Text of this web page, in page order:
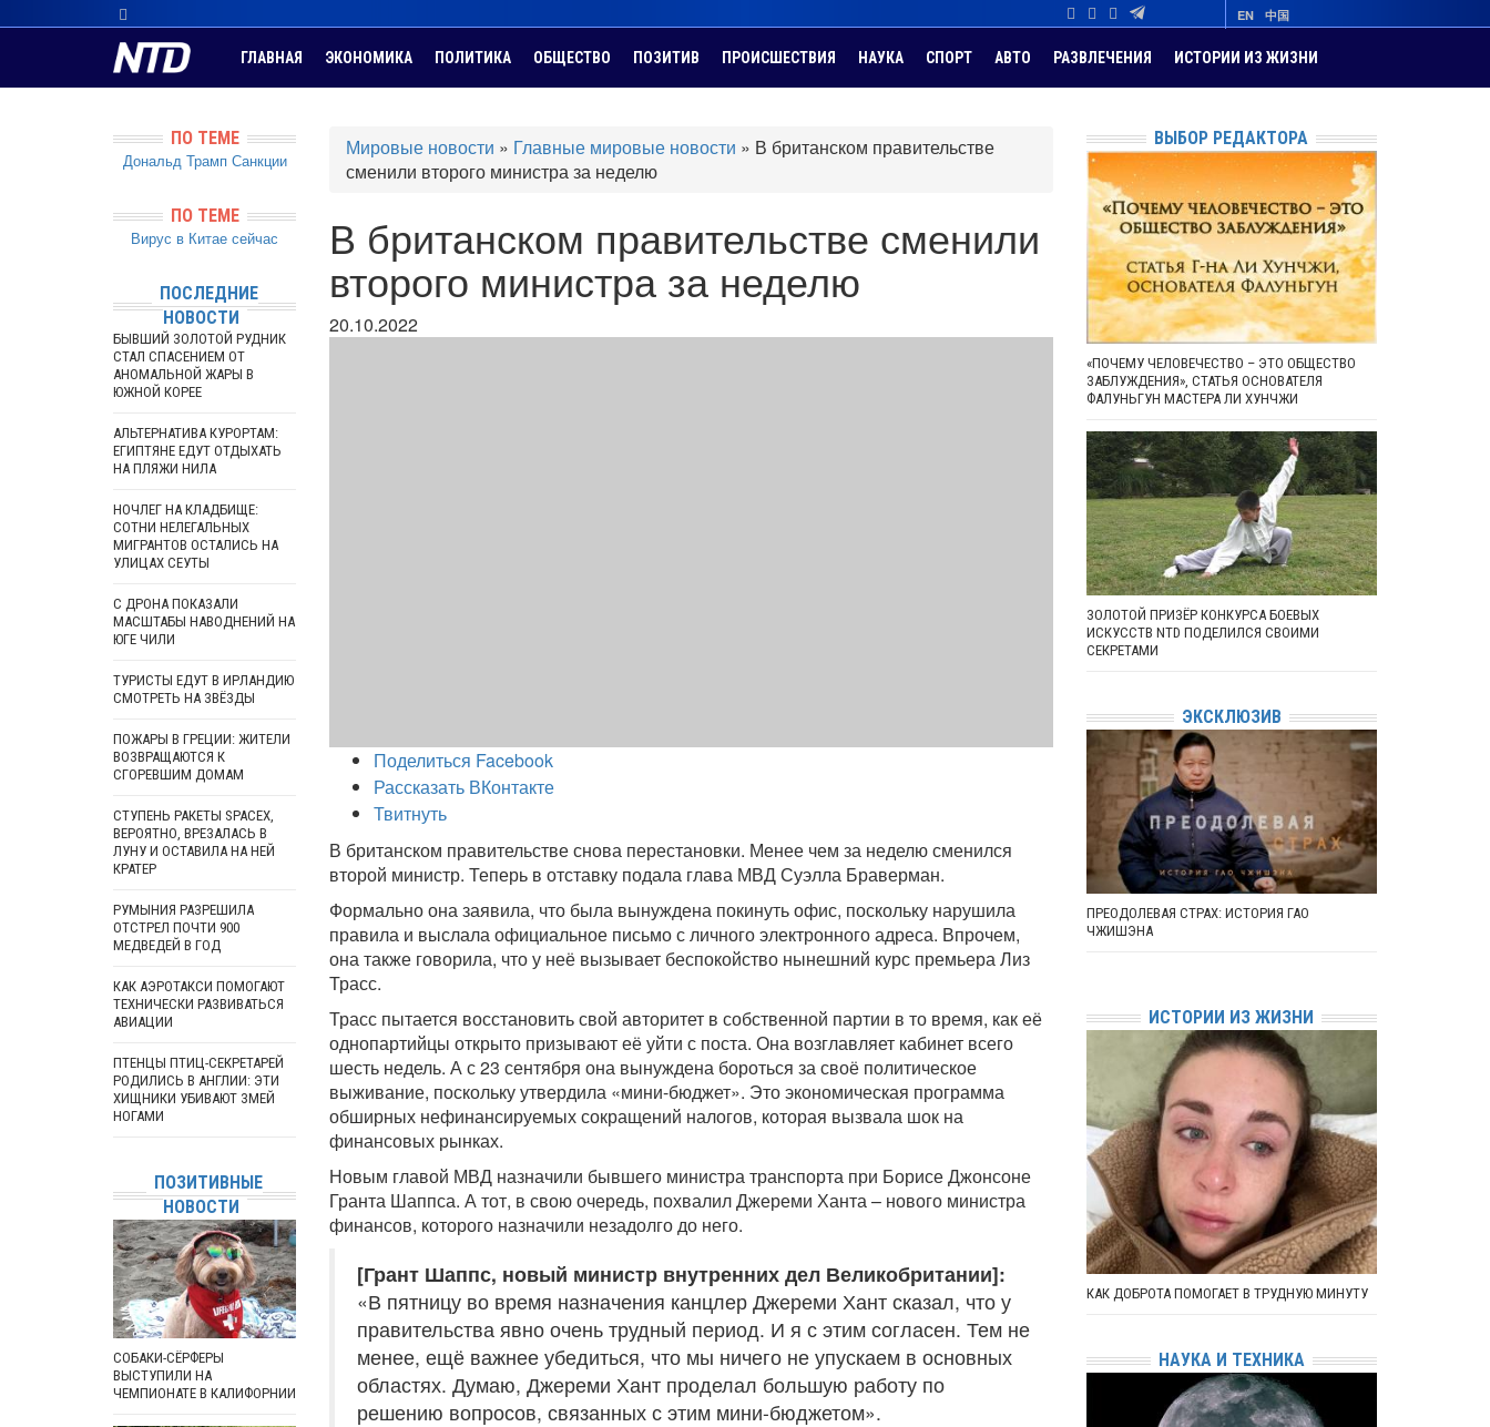
EN 中国
ГЛАВНАЯ ЭКОНОМИКА ПОЛИТИКА ОБЩЕСТВО ПОЗИТИВ ПРОИСШЕСТВИЯ НАУКА СПОРТ АВТО РАЗВЛЕЧЕНИЯ ИСТОРИИ ИЗ ЖИЗНИ
Мировые новости » Главные мировые новости » В британском правительстве
сменили второго министра за неделю
В британском правительстве сменили
второго министра за неделю
20.10.2022
Поделиться Facebook
Рассказать ВКонтакте
Твитнуть
В британском правительстве снова перестановки. Менее чем за неделю сменился
второй министр. Теперь в отставку подала глава МВД Суэлла Браверман.
Формально она заявила, что была вынуждена покинуть офис, поскольку нарушила
правила и выслала официальное письмо с личного электронного адреса. Впрочем,
она также говорила, что у неё вызывает беспокойство нынешний курс премьера Лиз
Трасс.
Трасс пытается восстановить свой авторитет в собственной партии в то время, как её
однопартийцы открыто призывают её уйти с поста. Она возглавляет кабинет всего
шесть недель. А с 23 сентября она вынуждена бороться за своё политическое
выживание, поскольку утвердила «мини-бюджет». Это экономическая программа
обширных нефинансируемых сокращений налогов, которая вызвала шок на
финансовых рынках.
Новым главой МВД назначили бывшего министра транспорта при Борисе Джонсоне
Гранта Шаппса. А тот, в свою очередь, похвалил Джереми Ханта – нового министра
финансов, которого назначили незадолго до него.
[Грант Шаппс, новый министр внутренних дел Великобритании]:
«В пятницу во время назначения канцлер Джереми Хант сказал, что у
правительства явно очень трудный период. И я с этим согласен. Тем не
менее, ещё важнее убедиться, что мы ничего не упускаем в основных
областях. Думаю, Джереми Хант проделал большую работу по
решению вопросов, связанных с этим мини-бюджетом».
ПО ТЕМЕ
Дональд Трамп Санкции
ПО ТЕМЕ
Вирус в Китае сейчас
ПОСЛЕДНИЕ
НОВОСТИ
БЫВШИЙ ЗОЛОТОЙ РУДНИК
СТАЛ СПАСЕНИЕМ ОТ
АНОМАЛЬНОЙ ЖАРЫ В
ЮЖНОЙ КОРЕЕ
АЛЬТЕРНАТИВА КУРОРТАМ:
ЕГИПТЯНЕ ЕДУТ ОТДЫХАТЬ
НА ПЛЯЖИ НИЛА
НОЧЛЕГ НА КЛАДБИЩЕ:
СОТНИ НЕЛЕГАЛЬНЫХ
МИГРАНТОВ ОСТАЛИСЬ НА
УЛИЦАХ СЕУТЫ
С ДРОНА ПОКАЗАЛИ
МАСШТАБЫ НАВОДНЕНИЙ НА
ЮГЕ ЧИЛИ
ТУРИСТЫ ЕДУТ В ИРЛАНДИЮ
СМОТРЕТЬ НА ЗВЁЗДЫ
ПОЖАРЫ В ГРЕЦИИ: ЖИТЕЛИ
ВОЗВРАЩАЮТСЯ К
СГОРЕВШИМ ДОМАМ
СТУПЕНЬ РАКЕТЫ SPACEX,
ВЕРОЯТНО, ВРЕЗАЛАСЬ В
ЛУНУ И ОСТАВИЛА НА НЕЙ
КРАТЕР
РУМЫНИЯ РАЗРЕШИЛА
ОТСТРЕЛ ПОЧТИ 900
МЕДВЕДЕЙ В ГОД
КАК АЭРОТАКСИ ПОМОГАЮТ
ТЕХНИЧЕСКИ РАЗВИВАТЬСЯ
АВИАЦИИ
ПТЕНЦЫ ПТИЦ-СЕКРЕТАРЕЙ
РОДИЛИСЬ В АНГЛИИ: ЭТИ
ХИЩНИКИ УБИВАЮТ ЗМЕЙ
НОГАМИ
ПОЗИТИВНЫЕ
НОВОСТИ
СОБАКИ-СЁРФЕРЫ
ВЫСТУПИЛИ НА
ЧЕМПИОНАТЕ В КАЛИФОРНИИ
ВЫБОР РЕДАКТОРА
«ПОЧЕМУ ЧЕЛОВЕЧЕСТВО – ЭТО ОБЩЕСТВО
ЗАБЛУЖДЕНИЯ», СТАТЬЯ ОСНОВАТЕЛЯ
ФАЛУНЬГУН МАСТЕРА ЛИ ХУНЧЖИ
ЗОЛОТОЙ ПРИЗЁР КОНКУРСА БОЕВЫХ
ИСКУССТВ NTD ПОДЕЛИЛСЯ СВОИМИ
СЕКРЕТАМИ
ЭКСКЛЮЗИВ
ПРЕОДОЛЕВАЯ СТРАХ: ИСТОРИЯ ГАО
ЧЖИШЭНА
ИСТОРИИ ИЗ ЖИЗНИ
КАК ДОБРОТА ПОМОГАЕТ В ТРУДНУЮ МИНУТУ
НАУКА И ТЕХНИКА